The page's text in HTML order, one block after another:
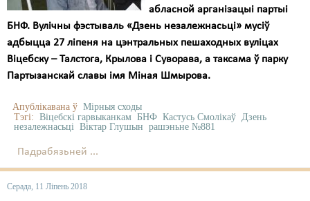
абласной арганізацыі партыі
БНФ. Вулічны фэстываль «Дзень незалежнасьці» мусіў
адбыцца 27 ліпеня на цэнтральных пешаходных вуліцах
Віцебску – Талстога, Крылова і Суворава, а таксама ў парку
Партызанскай славы імя Міная Шмырова.
Апублікавана ў Мірныя сходы
Тэгі: Віцебскі гарвыканкам БНФ Кастусь Смолікаў Дзень
незалежнасьці Віктар Глушын рашэньне №881
Падрабязьней ...
Серада, 11 Ліпень 2018